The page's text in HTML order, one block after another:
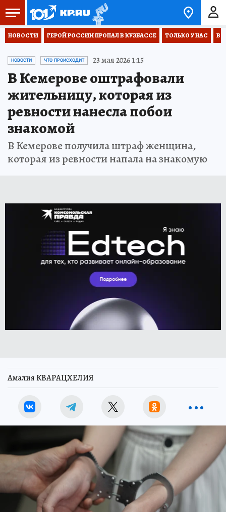
НОВОСТИ ГЕРОЙ РОССИИ ПРОПАЛ В КУЗБАССЕ ТОЛЬКО У НАС
НОВОСТИ ЧТО ПРОИСХОДИТ 23 мая 2026 1:15
В Кемерове оштрафовали
жительницу, которая из
ревности нанесла побои
знакомой
В Кемерове получила штраф женщина,
которая из ревности напала на знакомую
Амалия КВАРАЦХЕЛИЯ